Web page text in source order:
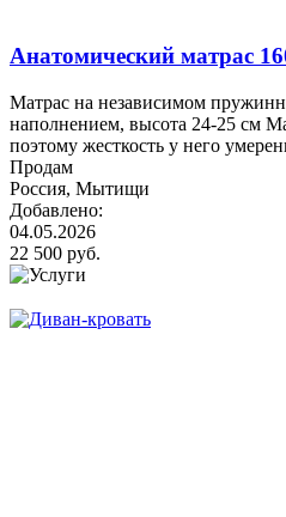
Анатомический матрас
Матрас на независимом
наполнением, высота 24-25 см
поэтому жесткость у него
Продам
Россия, Мытищи
Добавлено:
04.05.2026
22 500 руб.